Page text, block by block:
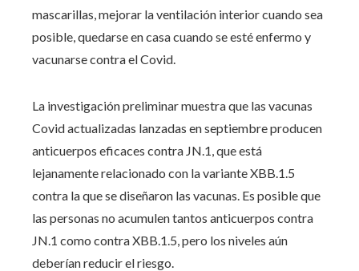
mascarillas, mejorar la ventilación interior cuando sea
posible, quedarse en casa cuando se esté enfermo y
vacunarse contra el Covid.
La investigación preliminar muestra que las vacunas
Covid actualizadas lanzadas en septiembre producen
anticuerpos eficaces contra JN.1, que está
lejanamente relacionado con la variante XBB.1.5
contra la que se diseñaron las vacunas. Es posible que
las personas no acumulen tantos anticuerpos contra
JN.1 como contra XBB.1.5, pero los niveles aún
deberían reducir el riesgo.